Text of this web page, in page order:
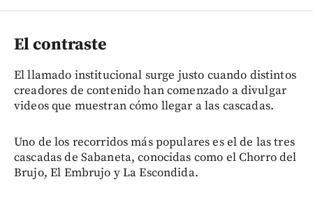
El contraste
El llamado institucional surge justo cuando distintos
creadores de contenido han comenzado a divulgar
videos que muestran cómo llegar a las cascadas.
Uno de los recorridos más populares es el de las tres
cascadas de Sabaneta, conocidas como el Chorro del
Brujo, El Embrujo y La Escondida.